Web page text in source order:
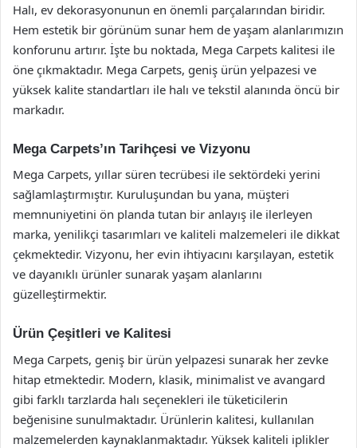
Halı, ev dekorasyonunun en önemli parçalarından biridir.
Hem estetik bir görünüm sunar hem de yaşam alanlarımızın
konforunu artırır. İşte bu noktada, Mega Carpets kalitesi ile
öne çıkmaktadır. Mega Carpets, geniş ürün yelpazesi ve
yüksek kalite standartları ile halı ve tekstil alanında öncü bir
markadır.
Mega Carpets’ın Tarihçesi ve Vizyonu
Mega Carpets, yıllar süren tecrübesi ile sektördeki yerini
sağlamlaştırmıştır. Kuruluşundan bu yana, müşteri
memnuniyetini ön planda tutan bir anlayış ile ilerleyen
marka, yenilikçi tasarımları ve kaliteli malzemeleri ile dikkat
çekmektedir. Vizyonu, her evin ihtiyacını karşılayan, estetik
ve dayanıklı ürünler sunarak yaşam alanlarını
güzelleştirmektir.
Ürün Çeşitleri ve Kalitesi
Mega Carpets, geniş bir ürün yelpazesi sunarak her zevke
hitap etmektedir. Modern, klasik, minimalist ve avangard
gibi farklı tarzlarda halı seçenekleri ile tüketicilerin
beğenisine sunulmaktadır. Ürünlerin kalitesi, kullanılan
malzemelerden kaynaklanmaktadır. Yüksek kaliteli iplikler